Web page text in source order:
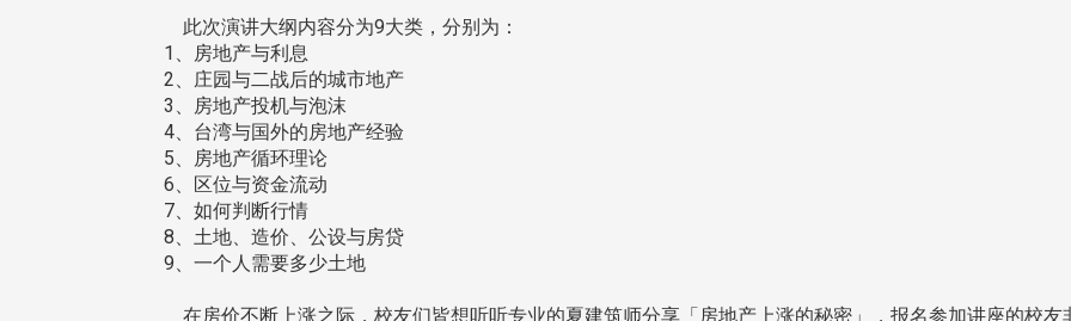
此次演讲大纲内容分为9大类，分别为：
1、房地产与利息
2、庄园与二战后的城市地产
3、房地产投机与泡沫
4、台湾与国外的房地产经验
5、房地产循环理论
6、区位与资金流动
7、如何判断行情
8、土地、造价、公设与房贷
9、一个人需要多少土地
在房价不断上涨之际，校友们皆想听听专业的夏建筑师分享「房地产上涨的秘密」，报名参加讲座的校